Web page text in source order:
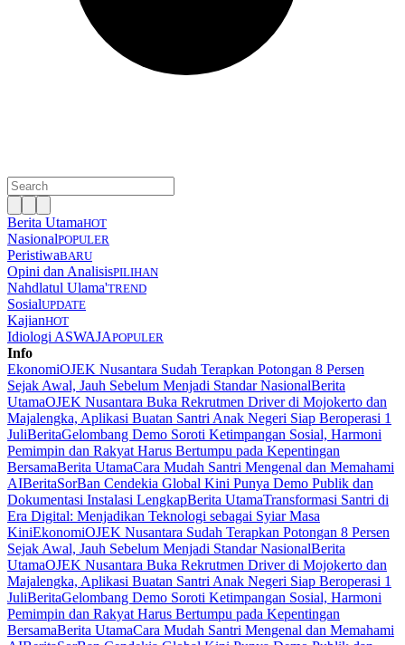
Berita UtamaHOT
NasionalPOPULER
PeristiwaBARU
Opini dan AnalisisPILIHAN
Nahdlatul Ulama'TREND
SosialUPDATE
KajianHOT
Idiologi ASWAJAPOPULER
Info
EkonomiOJEK Nusantara Sudah Terapkan Potongan 8 Persen
Sejak Awal, Jauh Sebelum Menjadi Standar NasionalBerita
UtamaOJEK Nusantara Buka Rekrutmen Driver di Mojokerto dan
Majalengka, Aplikasi Buatan Santri Anak Negeri Siap Beroperasi 1
JuliBeritaGelombang Demo Soroti Ketimpangan Sosial, Harmoni
Pemimpin dan Rakyat Harus Bertumpu pada Kepentingan
BersamaBerita UtamaCara Mudah Santri Mengenal dan Memahami
AIBeritaSorBan Cendekia Global Kini Punya Demo Publik dan
Dokumentasi Instalasi LengkapBerita UtamaTransformasi Santri di
Era Digital: Menjadikan Teknologi sebagai Syiar Masa
KiniEkonomiOJEK Nusantara Sudah Terapkan Potongan 8 Persen
Sejak Awal, Jauh Sebelum Menjadi Standar NasionalBerita
UtamaOJEK Nusantara Buka Rekrutmen Driver di Mojokerto dan
Majalengka, Aplikasi Buatan Santri Anak Negeri Siap Beroperasi 1
JuliBeritaGelombang Demo Soroti Ketimpangan Sosial, Harmoni
Pemimpin dan Rakyat Harus Bertumpu pada Kepentingan
BersamaBerita UtamaCara Mudah Santri Mengenal dan Memahami